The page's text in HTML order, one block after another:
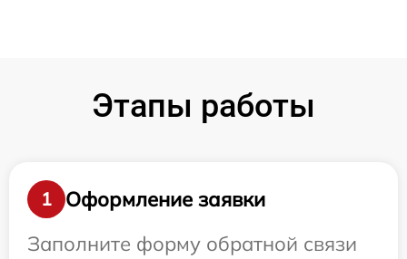
Этапы работы
1
Оформление заявки
Заполните форму обратной связи